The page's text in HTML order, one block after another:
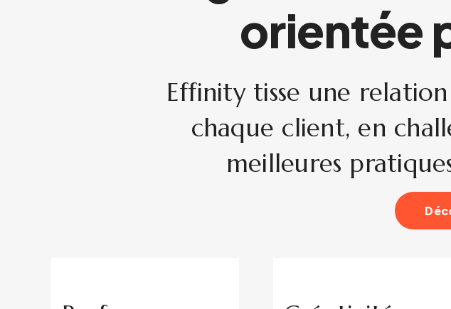
orientée
Effinity tisse une
chaque client, en
meilleures